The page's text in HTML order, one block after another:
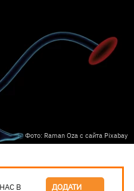
Фото: Raman Oza с сайта Pixabay
В ДОДАТИ